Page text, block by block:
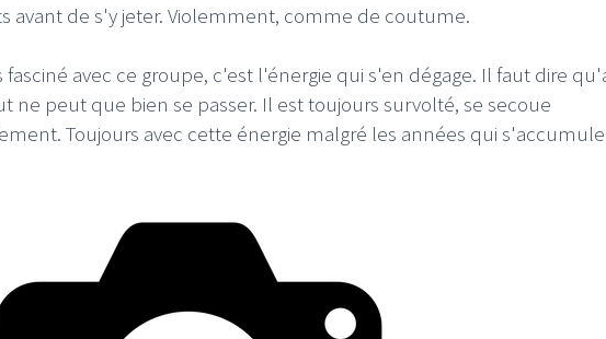
de s'y jeter. Violemment, comme de coutume.
avec ce groupe, c'est l'énergie qui s'en dégage. Il faut dire
ne peut que bien se passer. Il est toujours survolté, se secoue
Toujours avec cette énergie malgré les années qui